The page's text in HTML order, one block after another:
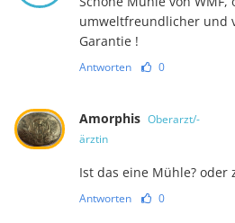
umweltfreundlicher und
Garantie !
Antworten 0
Amorphis Oberarzt/-
ärztin
Ist das eine Mühle? oder
Antworten 0